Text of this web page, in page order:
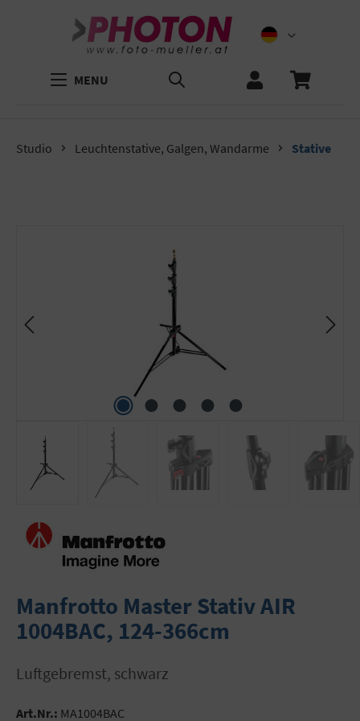
MENU
Studio Leuchtenstative, Galgen, Wandarme Stative
Manfrotto Master Stativ AIR
1004BAC, 124-366cm
luftgebremst, schwarz
Art.Nr.: MA1004BAC